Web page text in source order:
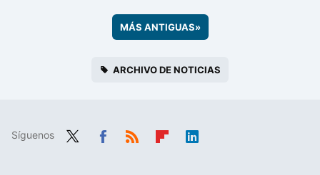
MÁS ANTIGUAS»
ARCHIVO DE NOTICIAS
Síguenos